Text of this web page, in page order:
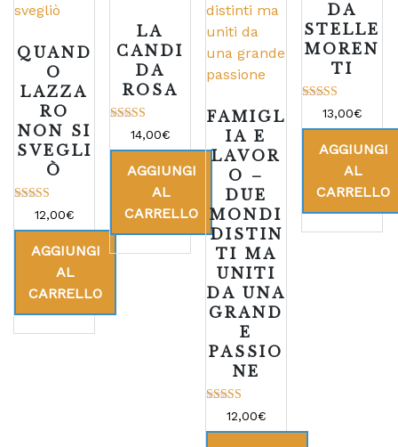
QUAND
O
LAZZA
RO
NON SI
SVEGLI
Ò
Valutato
5.00
su 5
12,00€
AGGIUNGI
AL
CARRELLO
LA
CANDI
DA
ROSA
Valutato
5.00
su 5
14,00€
AGGIUNGI
AL
CARRELLO
FAMIGL
IA E
LAVOR
O –
DUE
MONDI
DISTIN
TI MA
UNITI
DA UNA
GRAND
E
PASSIO
NE
Valutato
5.00
su 5
12,00€
DA
STELLE
MOREN
TI
Valutato
5.00
su 5
13,00€
AGGIUNGI
AL
CARRELLO